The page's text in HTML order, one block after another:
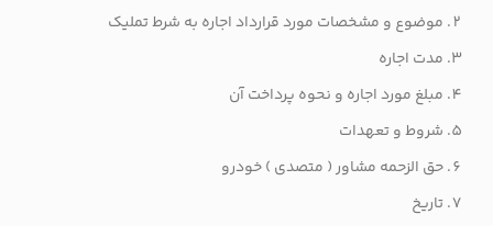
موضوع و مشخصات مورد قرارداد اجاره به شرط تملیک
مدت اجاره
مبلغ مورد اجاره و نحوه پرداخت آن
شروط و تعهدات
حق الزحمه مشاور ( متصدی ) خودرو
تاریخ